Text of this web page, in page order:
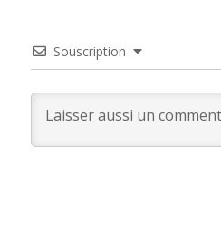
Souscription